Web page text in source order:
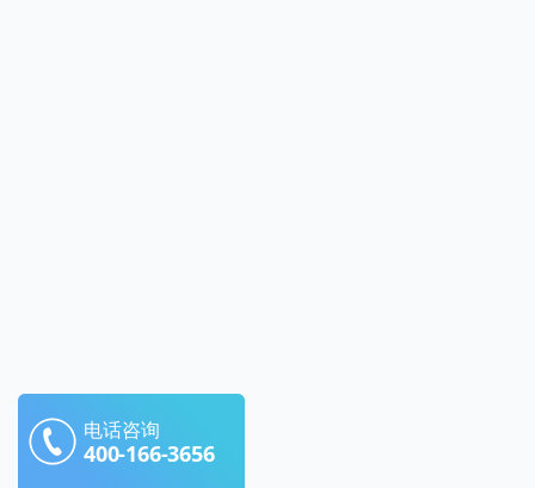
电话咨询
400-166-3656